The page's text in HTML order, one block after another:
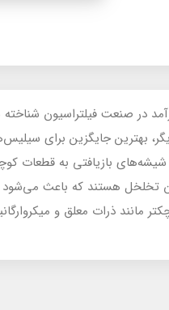
در صنعت فیلتراسیون
بهترین جایگزین برای
بازیافتی به قطعات
تخلخل هستند که باعث
مانند ذرات معلق و